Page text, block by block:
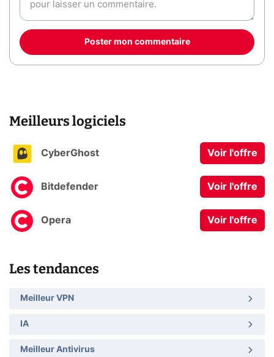
Poster mon commentaire
Meilleurs logiciels
CyberGhost Voir l'offre
Bitdefender Voir l'offre
Opera Voir l'offre
Les tendances
Meilleur VPN
IA
Meilleur Antivirus